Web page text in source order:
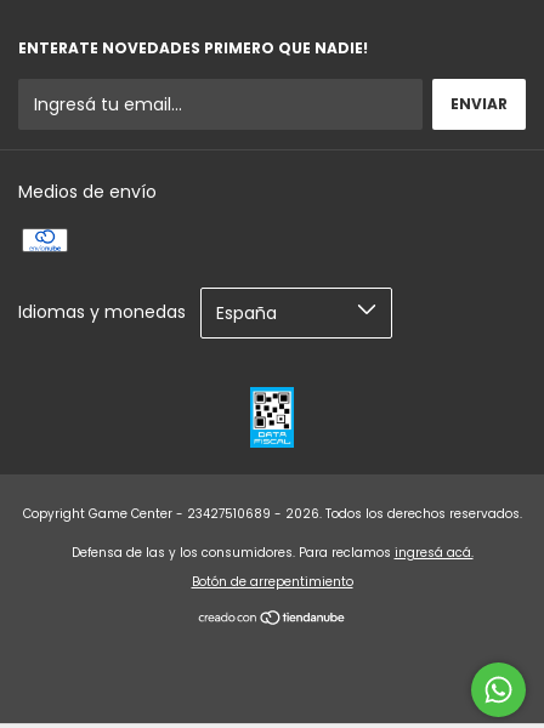
ENTERATE NOVEDADES PRIMERO QUE NADIE!
Medios de envío
Idiomas y monedas
Copyright Game Center - 23427510689 - 2026. Todos los derechos reservados.
Defensa de las y los consumidores. Para reclamos ingresá acá.
Botón de arrepentimiento